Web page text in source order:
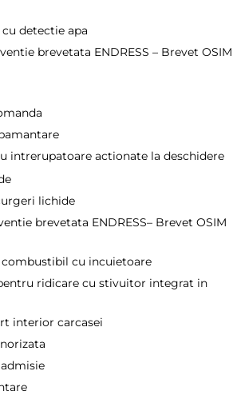
detectie apa
brevetata ENDRESS – Brevet OSIM
intrerupatoare actionate la deschidere
lichide
brevetata ENDRESS– Brevet OSIM
cu incuietoare
ridicare cu stivuitor integrat in
interior carcasei